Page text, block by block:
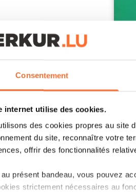
Consentement
internet utilise des cookies.
des cookies propres au site
du site, reconnaître votre
offrir des fonctionnalités
présent bandeau, vous pouvez
strictement nécessaires au